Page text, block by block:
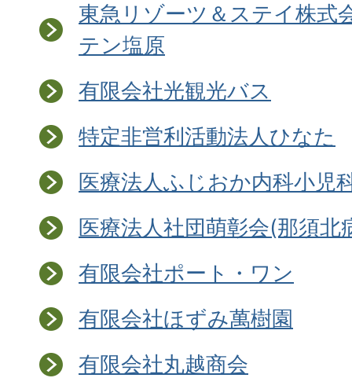
東急リゾーツ＆ステイ株式
テン塩原
有限会社光観光バス
特定非営利活動法人ひなた
医療法人ふじおか内科小児
医療法人社団萌彰会(那須北
有限会社ポート・ワン
有限会社ほずみ萬樹園
有限会社丸越商会